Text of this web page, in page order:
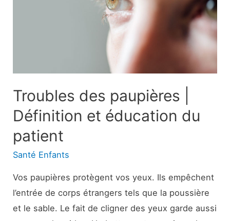
gérer
Troubles des paupières |
Définition et éducation du
patient
Santé Enfants
Vos paupières protègent vos yeux. Ils empêchent
l’entrée de corps étrangers tels que la poussière
et le sable. Le fait de cligner des yeux garde aussi